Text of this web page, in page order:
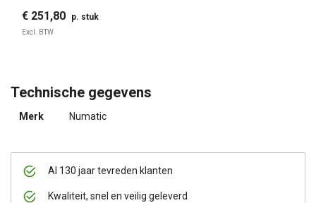
Al 130 jaar tevreden klanten
Kwaliteit, snel en veilig geleverd
€ 251,80 p. stuk
Excl. BTW
Technische gegevens
Merk Numatic